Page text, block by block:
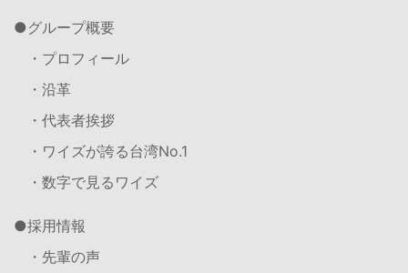
グループ概要
・プロフィール
・沿革
・代表者挨拶
・ワイズが誇る台湾No.1
・数字で見るワイズ
採用情報
・先輩の声